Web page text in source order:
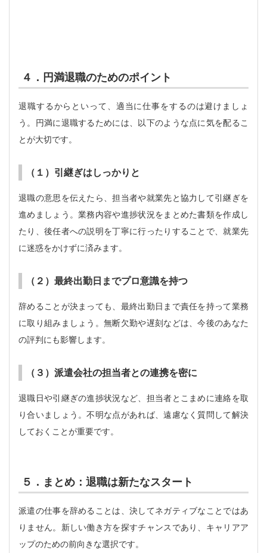
４．円満退職のためのポイント
退職するからといって、適当に仕事をするのは避けましょ
う。円満に退職するためには、以下のような点に気を配るこ
とが大切です。
（１）引継ぎはしっかりと
退職の意思を伝えたら、担当者や就業先と協力して引継ぎを
進めましょう。業務内容や進捗状況をまとめた書類を作成し
たり、後任者への説明を丁寧に行ったりすることで、就業先
に迷惑をかけずに済みます。
（２）最終出勤日までプロ意識を持つ
辞めることが決まっても、最終出勤日まで責任を持って業務
に取り組みましょう。無断欠勤や遅刻などは、今後のあなた
の評判にも影響します。
（３）派遣会社の担当者との連携を密に
退職日や引継ぎの進捗状況など、担当者とこまめに連絡を取
り合いましょう。不明な点があれば、遠慮なく質問して解決
しておくことが重要です。
５．まとめ：退職は新たなスタート
派遣の仕事を辞めることは、決してネガティブなことではあ
りません。新しい働き方を探すチャンスであり、キャリアア
ップのための前向きな選択です。